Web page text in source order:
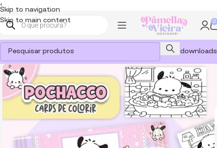
<
Skip to navigation
Skip to main content
0
Meus downloads